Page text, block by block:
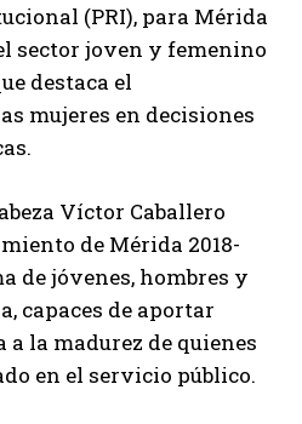
(PRI), para Mérida
sector joven y femenino
destaca el
mujeres en decisiones
Víctor Caballero
de Mérida 2018-
de jóvenes, hombres y
capaces de aportar
a la madurez de quienes
en el servicio público.